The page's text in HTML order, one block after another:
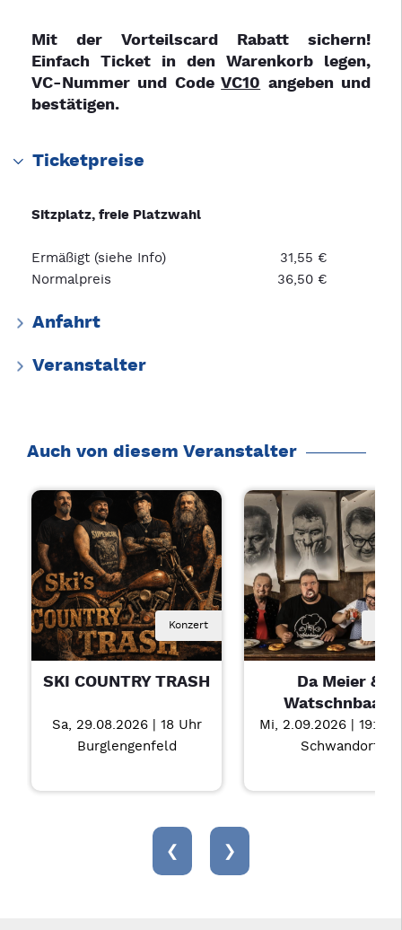
Mit der Vorteilscard Rabatt sichern!
Einfach Ticket in den Warenkorb legen,
VC-Nummer und CodeVC10 angeben und
bestätigen.
Ticketpreise
Sitzplatz, freie Platzwahl
Ermäßigt (siehe Info)
31,55 €
Normalpreis
36,50 €
Anfahrt
Veranstalter
Auch von diesem Veranstalter
Konzert
SKI COUNTRY TRASH
Sa, 29.08.2026 | 18 Uhr
Burglengenfeld
Da Meier &
Watschnbaam
Mi, 2.09.2026 | 19:30
Schwandorf
‹ ›